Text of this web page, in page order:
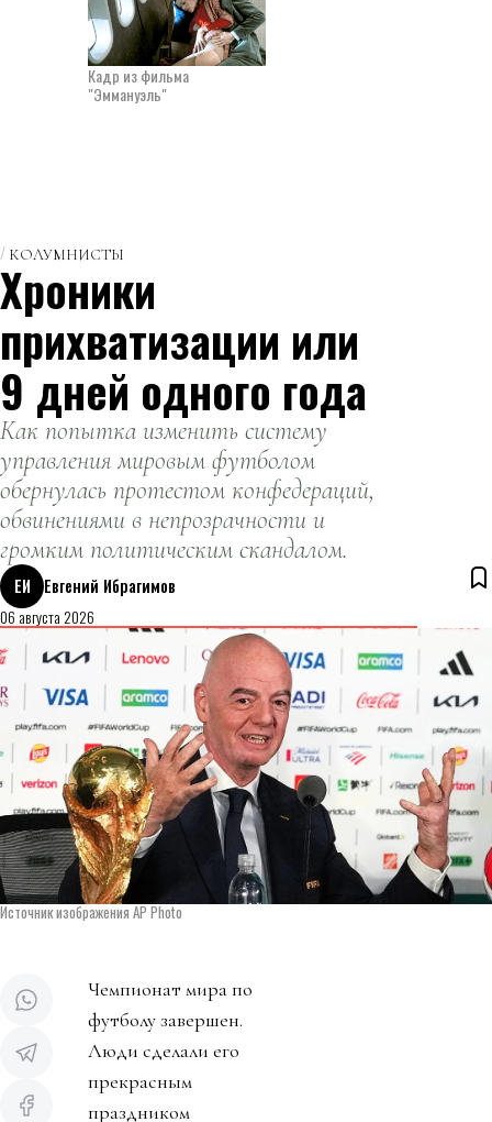
Кадр из фильма
"Эммануэль"
КОЛУМНИСТЫ
Хроники
прихватизации или
9 дней одного года
Как попытка изменить систему
управления мировым футболом
обернулась протестом конфедераций,
обвинениями в непрозрачности и
громким политическим скандалом.
ЕИ
Евгений Ибрагимов
06 августа 2026
Источник изображения AP Photo
Чемпионат мира по
футболу завершен.
Люди сделали его
прекрасным
праздником